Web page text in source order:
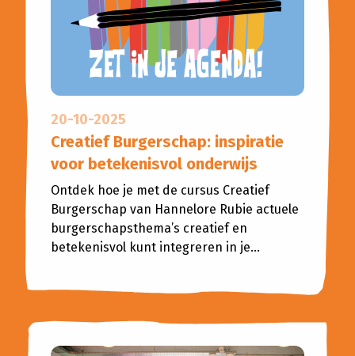
20-10-2025
Creatief Burgerschap: inspiratie
voor betekenisvol onderwijs
Ontdek hoe je met de cursus Creatief
Burgerschap van Hannelore Rubie actuele
burgerschapsthema’s creatief en
betekenisvol kunt integreren in je...